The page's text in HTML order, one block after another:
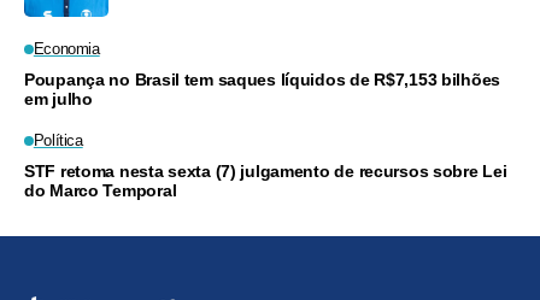
Economia
Poupança no Brasil tem saques líquidos de R$7,153 bilhões
em julho
Política
STF retoma nesta sexta (7) julgamento de recursos sobre Lei
do Marco Temporal